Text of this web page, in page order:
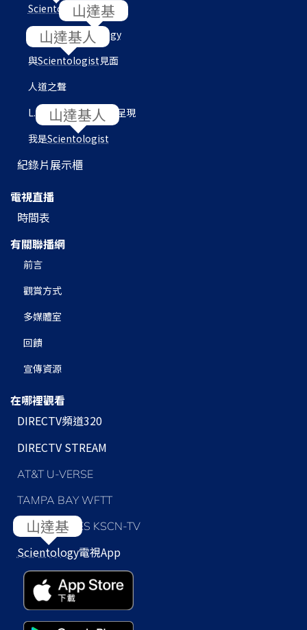
Scientology 內部
目的地：Scientology
與Scientologist見面
人道之聲
L. 羅恩 賀伯特圖書館呈現
我是Scientologist
紀錄片展示櫃
電視直播
時間表
有關聯播網
前言
觀賞方式
多媒體室
回饋
宣傳資源
在哪裡觀看
DIRECTV頻道320
DIRECTV STREAM
AT&T U-VERSE
TAMPA BAY WFTT
LOS ANGELES KSCN-TV
Scientology電視App